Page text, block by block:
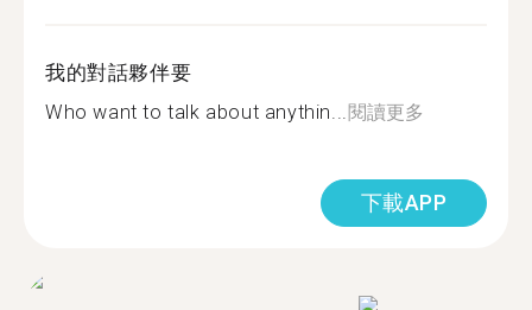
我的對話夥伴要
Who want to talk about anythin...閱讀更多
下載APP